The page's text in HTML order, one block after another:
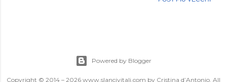
Powered by Blogger
Copyright © 2014 – 2026 www.slancivitali.com by Cristina d’Antonio. All